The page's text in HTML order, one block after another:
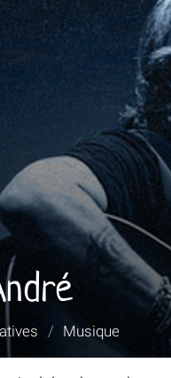
/ Musique